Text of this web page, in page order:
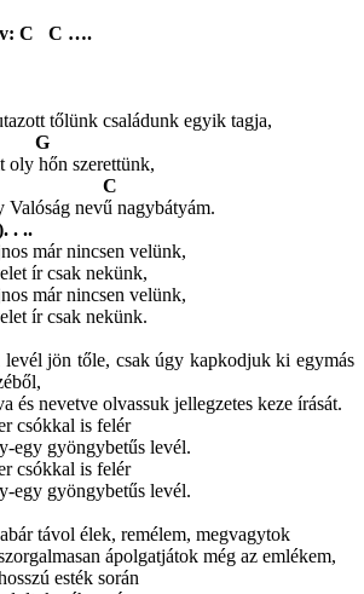
C C ….
tőlünk családunk egyik tagja,
oly hőn szerettünk,
Valóság nevű nagybátyám.
. ..
már nincsen velünk,
ír csak nekünk,
már nincsen velünk,
ír csak nekünk.
levél jön tőle, csak úgy kapkodjuk ki egymás
és nevetve olvassuk jellegzetes keze írását.
csókkal is felér
egy gyöngybetűs levél.
csókkal is felér
egy gyöngybetűs levél.
távol élek, remélem, megvagytok
ápolgatjátok még az emlékem,
esték során